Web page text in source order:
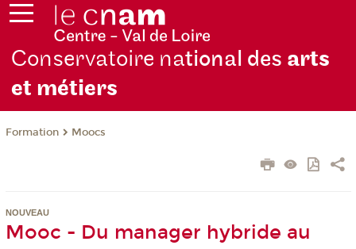
Conservatoire national des arts
et métiers
Formation Moocs
NOUVEAU
Mooc - Du manager hybride au